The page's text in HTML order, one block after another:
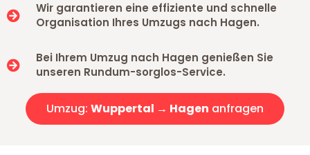
Wir garantieren eine effiziente und schnelle
Organisation Ihres Umzugs nach Hagen.
Bei Ihrem Umzug nach Hagen genießen Sie
unseren Rundum-sorglos-Service.
Umzug: Wuppertal → Hagen anfragen